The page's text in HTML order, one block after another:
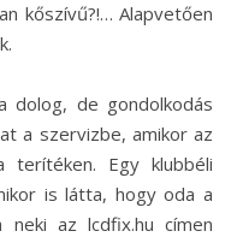
kőszívű?!… Alapvetően
dolog, de gondolkodás
a szervizbe, amikor az
terítéken. Egy klubbéli
is látta, hogy oda a
az lcdfix.hu címen